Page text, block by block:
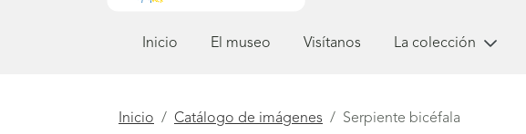
Inicio El museo Visítanos La colección
Está
Inicio Catálogo de imágenes Serpiente bicéfala